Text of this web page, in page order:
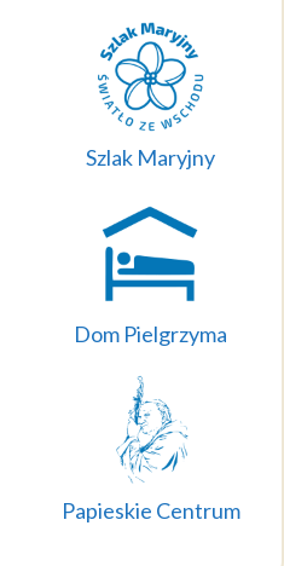
Szlak Maryjny
Dom Pielgrzyma
Papieskie Centrum